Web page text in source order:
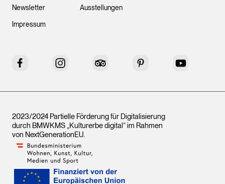
Newsletter
Impressum
Ausstellungen
Facebook Instagram Tripadvisor Pinterest YouTube
2023/2024 Partielle Förderung für Digitalisierung
durch BMWKMS „Kulturerbe digital“ im Rahmen
von NextGenerationEU.